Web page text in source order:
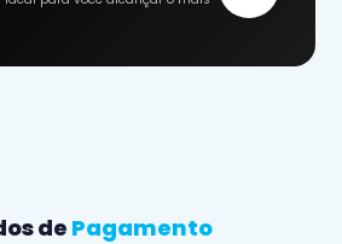
de Pagamento